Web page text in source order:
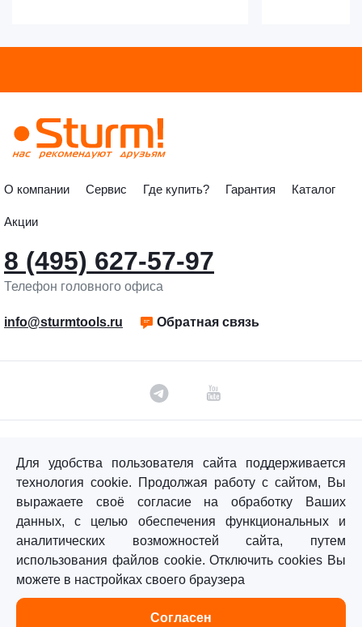
О компании Сервис Где купить? Гарантия Каталог
Акции
8 (495) 627-57-97
Телефон головного офиса
info@sturmtools.ru Обратная связь
Все права защищены.
Политика обработки персональных данных
Согласие на обработку персональных данных
Главная Каталог Сравнение
Для удобства пользователя сайта поддерживается
технология cookie. Продолжая работу с сайтом, Вы
выражаете своё согласие на обработку Ваших
данных, с целью обеспечения функциональных и
аналитических возможностей сайта, путем
использования файлов cookie. Отключить cookies Вы
можете в настройках своего браузера
Согласен